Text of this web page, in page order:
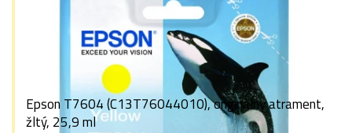
Epson T7604 (C13T76044010), originálny atrament,
žltý, 25,9 ml